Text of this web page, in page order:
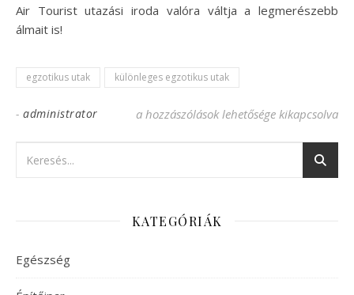
Air Tourist utazási iroda valóra váltja a legmerészebb
álmait is!
egzotikus utak különleges egzotikus utak
- administrator Egzotikus utak a kalandorok számára
a hozzászólások lehetősége kikapcsolva
KATEGÓRIÁK
Egészség